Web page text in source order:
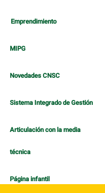
Emprendimiento
MIPG
Novedades CNSC
Sistema Integrado de Gestión
Articulación con la media
técnica
Página infantil